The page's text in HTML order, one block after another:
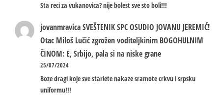
Sta reci za vukanovica? nije bolest sve sto boli!!!
jovanmravicaSVEŠTENIK SPC OSUDIO JOVANU JEREMIĆ!
Otac Miloš Lučić zgrožen voditeljkinim BOGOHULNIM
ČINOM: E, Srbijo, pala si na niske grane
25/07/2024
Boze dragi koje sve starlete nakaze sramote crkvu i srpsku
uniformu!!!